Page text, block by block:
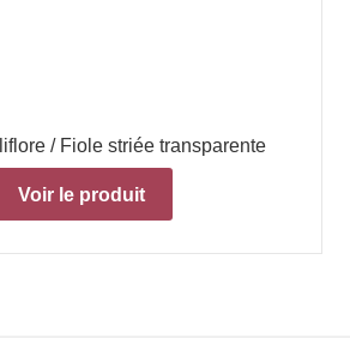
/ Fiole striée transparente
Voir le produit